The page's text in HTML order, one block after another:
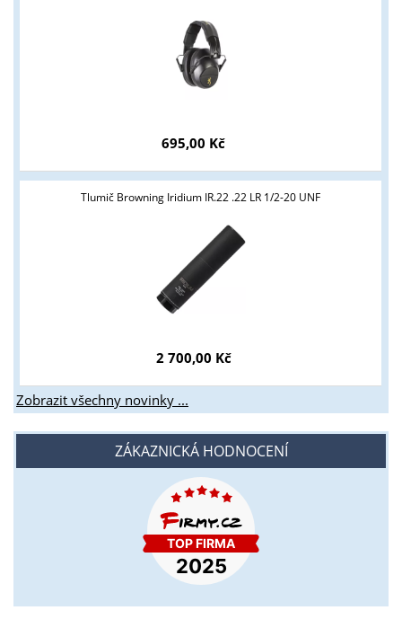
695,00 Kč
Tlumič Browning Iridium IR.22 .22 LR 1/2-20 UNF
2 700,00 Kč
Zobrazit všechny novinky ...
ZÁKAZNICKÁ HODNOCENÍ